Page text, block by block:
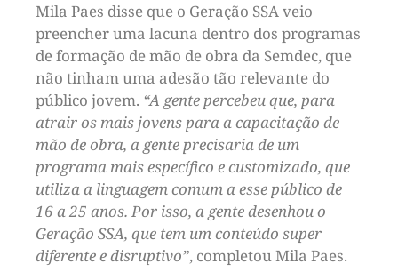
Mila Paes disse que o Geração SSA veio
preencher uma lacuna dentro dos programas
de formação de mão de obra da Semdec, que
não tinham uma adesão tão relevante do
público jovem. “A gente percebeu que, para
atrair os mais jovens para a capacitação de
mão de obra, a gente precisaria de um
programa mais específico e customizado, que
utiliza a linguagem comum a esse público de
16 a 25 anos. Por isso, a gente desenhou o
Geração SSA, que tem um conteúdo super
diferente e disruptivo”, completou Mila Paes.